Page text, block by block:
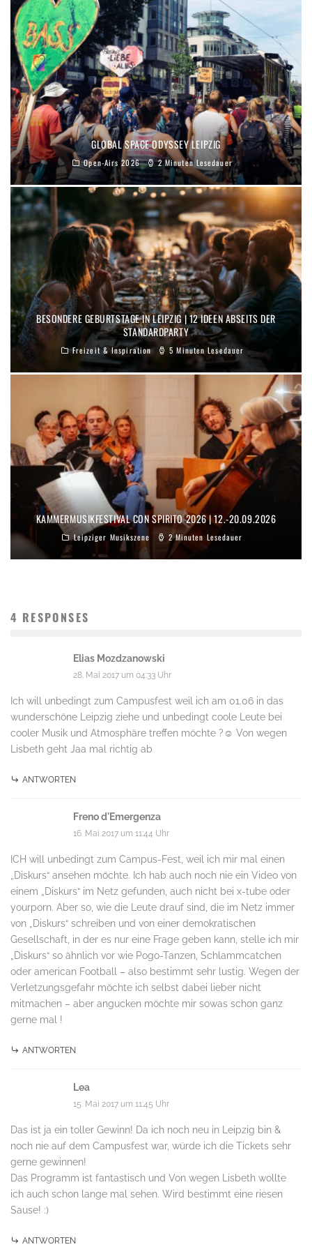
GLOBAL SPACE ODYSSEY LEIPZIG
Open-Airs 2026 2 Minuten Lesedauer
BESONDERE GEBURTSTAGE IN LEIPZIG | 12 IDEEN ABSEITS DER
STANDARDPARTY
Freizeit & Inspiration 5 Minuten Lesedauer
KAMMERMUSIKFESTIVAL CON SPIRITO 2026 | 12.-20.09.2026
Leipziger Musikszene 2 Minuten Lesedauer
4 RESPONSES
Elias Mozdzanowski
28. Mai 2017 um 04:33 Uhr
Ich will unbedingt zum Campusfest weil ich am 01.06 in das
wunderschöne Leipzig ziehe und unbedingt coole Leute bei
cooler Musik und Atmosphäre treffen möchte ?☺️ Von wegen
Lisbeth geht Jaa mal richtig ab
ANTWORTEN
Freno d'Emergenza
16. Mai 2017 um 11:44 Uhr
ICH will unbedingt zum Campus-Fest, weil ich mir mal einen
„Diskurs“ ansehen möchte. Ich hab auch noch nie ein Video von
einem „Diskurs“ im Netz gefunden, auch nicht bei x-tube oder
yourporn. Aber so, wie die Leute drauf sind, die im Netz immer
von „Diskurs“ schreiben und von einer demokratischen
Gesellschaft, in der es nur eine Frage geben kann, stelle ich mir
„Diskurs“ so ähnlich vor wie Pogo-Tanzen, Schlammcatchen
oder american Football – also bestimmt sehr lustig. Wegen der
Verletzungsgefahr möchte ich selbst dabei lieber nicht
mitmachen – aber angucken möchte mir sowas schon ganz
gerne mal !
ANTWORTEN
Lea
15. Mai 2017 um 11:45 Uhr
Das ist ja ein toller Gewinn! Da ich noch neu in Leipzig bin &
noch nie auf dem Campusfest war, würde ich die Tickets sehr
gerne gewinnen!
Das Programm ist fantastisch und Von wegen Lisbeth wollte
ich auch schon lange mal sehen. Wird bestimmt eine riesen
Sause! :)
ANTWORTEN